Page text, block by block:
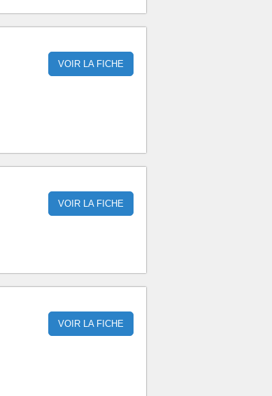
VOIR LA FICHE
VOIR LA FICHE
VOIR LA FICHE